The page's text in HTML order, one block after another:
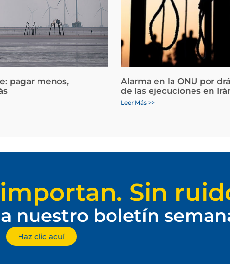
pagar menos,
Alarma en la ONU por
de las ejecuciones en
Leer Más >>
Sin
nuestro boletín
Haz clic aquí